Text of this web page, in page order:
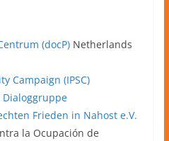
(docP)Netherlands
Campaign (IPSC)
Dialoggruppe
Frieden in Nahost e.V.
la Ocupación de